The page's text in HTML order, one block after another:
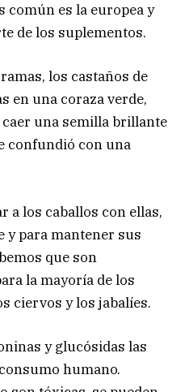
común es la europea y
de los suplementos.
los castaños de
en una coraza verde,
una semilla brillante
confundió con una
a los caballos con ellas,
y para mantener sus
que son
la mayoría de los
ciervos y los jabalíes.
y glucósidas las
humano.